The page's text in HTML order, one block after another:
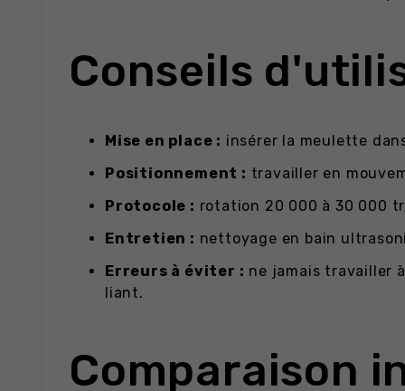
Conseils
Mise en place : insérer la meulette
Positionnement : travailler en
Protocole : rotation 20 000 à 30 000
Entretien : nettoyage en bain
Erreurs à éviter : ne jamais travailler
liant.
Comparaison